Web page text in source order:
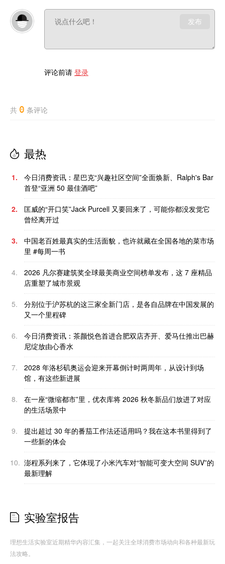
发布
评论前请 登录
共 0 条评论
最热
1.
今日消费资讯：星巴克“兴趣社区空间”全面焕新、Ralph's Bar
首登“亚洲 50 最佳酒吧”
2.
匡威的“开口笑”Jack Purcell 又要回来了，可能你都没发觉它
曾经离开过
3.
中国老百姓最真实的生活面貌，也许就藏在全国各地的菜市场
里 #每周一书
4.
2026 凡尔赛建筑奖全球最美商业空间榜单发布，这 7 座精品
店重塑了城市景观
5.
分别位于沪苏杭的这三家全新门店，是各自品牌在中国发展的
又一个里程碑
6.
今日消费资讯：茶颜悦色首进合肥双店齐开、爱马仕推出巴赫
尼绽放由心香水
7.
2028 年洛杉矶奥运会迎来开幕倒计时两周年，从设计到场
馆，有这些新进展
8.
在一座“微缩都市”里，优衣库将 2026 秋冬新品们放进了对应
的生活场景中
9.
提出超过 30 年的番茄工作法还适用吗？我在这本书里得到了
一些新的体会
10. 澎程系列来了，它体现了小米汽车对“智能可变大空间 SUV”的
最新理解
实验室报告
理想生活实验室近期精华内容汇集，一起关注全球消费市场动向和各种最新玩
法攻略。